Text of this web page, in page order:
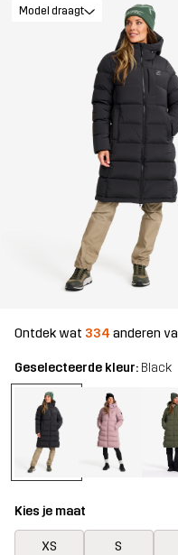
Model draagt
Ontdek wat 334 anderen
Geselecteerde kleur: Black
Kies je maat
XS S